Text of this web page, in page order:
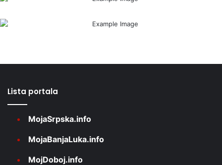
Lista portala
MojaSrpska.info
MojaBanjaLuka.info
MojDoboj.info